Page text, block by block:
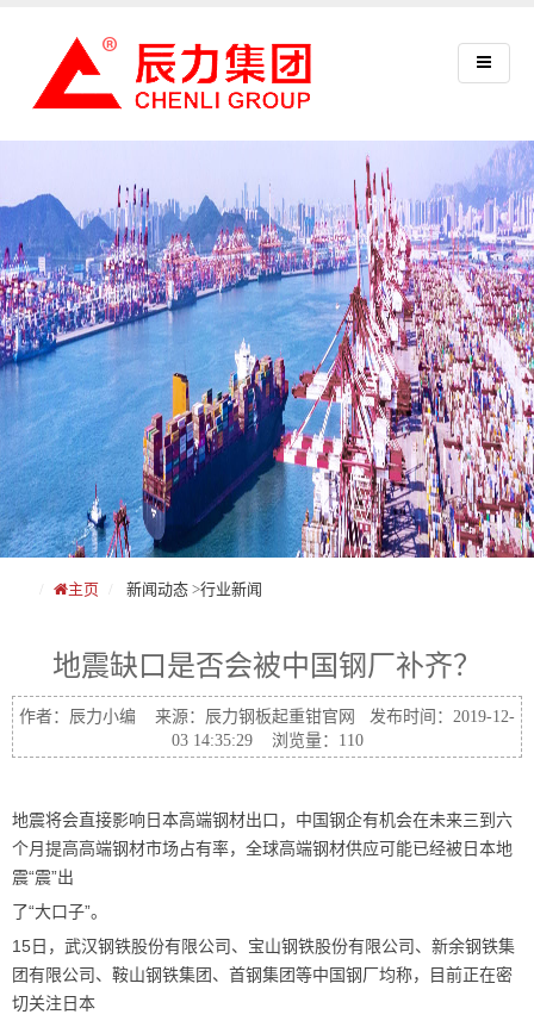
主页 新闻动态 >行业新闻
地震缺口是否会被中国钢厂补齐？
作者：辰力小编 来源：辰力钢板起重钳官网 发布时间：2019-12-
03 14:35:29 浏览量：110
地震将会直接影响日本高端钢材出口，中国钢企有机会在未来三到六
个月提高高端钢材市场占有率，全球高端钢材供应可能已经被日本地
震“震”出
了“大口子”。
15日，武汉钢铁股份有限公司、宝山钢铁股份有限公司、新余钢铁集
团有限公司、鞍山钢铁集团、首钢集团等中国钢厂均称，目前正在密
切关注日本